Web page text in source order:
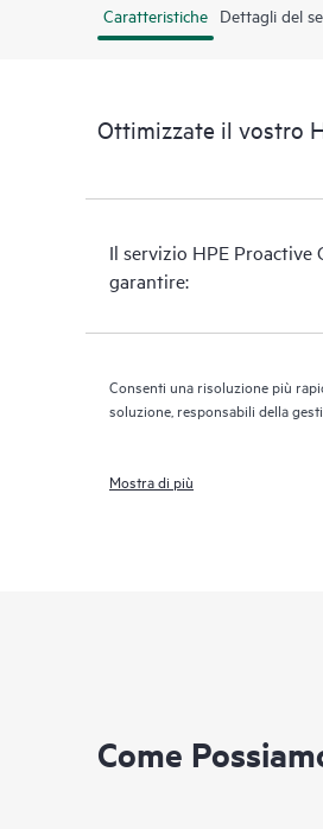
Caratteristiche Dettagli del
Ottimizzate il vostro
Il servizio HPE Proactive
garantire:
Consenti una risoluzione più
soluzione, responsabili della
Mostra di più
Come